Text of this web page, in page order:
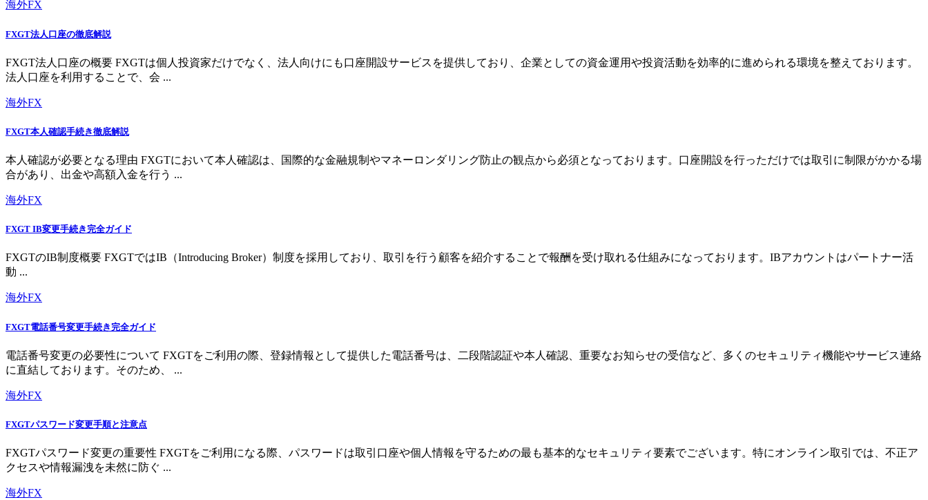
海外FX
FXGT法人口座の徹底解説
FXGT法人口座の概要 FXGTは個人投資家だけでなく、法人向けにも口座開設サービスを提供しており、企業としての資金運用や投資活動を効率的に進められる環境を整えております。
法人口座を利用することで、会 ...
海外FX
FXGT本人確認手続き徹底解説
本人確認が必要となる理由 FXGTにおいて本人確認は、国際的な金融規制やマネーロンダリング防止の観点から必須となっております。口座開設を行っただけでは取引に制限がかかる場
合があり、出金や高額入金を行う ...
海外FX
FXGT IB変更手続き完全ガイド
FXGTのIB制度概要 FXGTではIB（Introducing Broker）制度を採用しており、取引を行う顧客を紹介することで報酬を受け取れる仕組みになっております。IBアカウントはパートナー活
動 ...
海外FX
FXGT電話番号変更手続き完全ガイド
電話番号変更の必要性について FXGTをご利用の際、登録情報として提供した電話番号は、二段階認証や本人確認、重要なお知らせの受信など、多くのセキュリティ機能やサービス連絡
に直結しております。そのため、 ...
海外FX
FXGTパスワード変更手順と注意点
FXGTパスワード変更の重要性 FXGTをご利用になる際、パスワードは取引口座や個人情報を守るための最も基本的なセキュリティ要素でございます。特にオンライン取引では、不正ア
クセスや情報漏洩を未然に防ぐ ...
海外FX